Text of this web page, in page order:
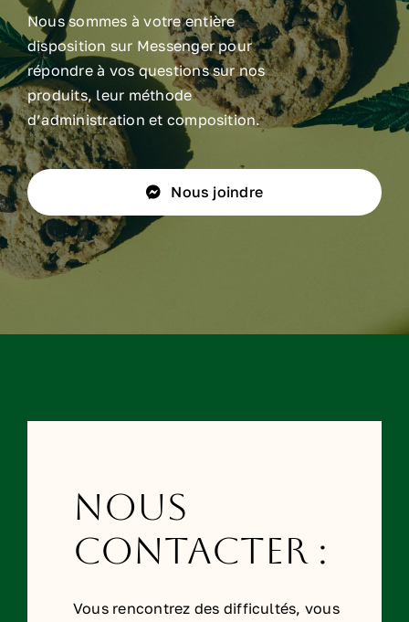
Nous sommes à votre entière
disposition sur Messenger pour
répondre à vos questions sur nos
produits, leur méthode
d’administration et composition.
Nous joindre
Nous
contacter :
Vous rencontrez des difficultés, vous